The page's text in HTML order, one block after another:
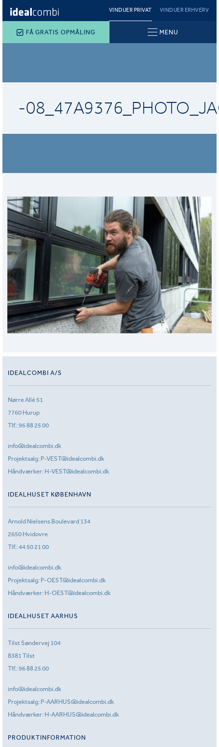
VINDUER PRIVAT VINDUER ERHVERV
FÅ GRATIS OPMÅLING MENU
-
IDEALCOMBI A/S
Nørre Allé 51
7760 Hurup
Tlf.:96 88 25 00
info@idealcombi.dk
Projektsalg: P-VEST@idealcombi.dk
Håndværker: H-VEST@idealcombi.dk
IDEALHUSET KØBENHAVN
Arnold Nielsens Boulevard 134
2650 Hvidovre
Tlf.:44 50 21 00
info@idealcombi.dk
Projektsalg: P-OEST@idealcombi.dk
Håndværker: H-OEST@idealcombi.dk
IDEALHUSET AARHUS
Tilst Søndervej 104
8381 Tilst
Tlf.:96 88 25 00
info@idealcombi.dk
Projektsalg: P-AARHUS@idealcombi.dk
Håndværker: H-AARHUS@idealcombi.dk
PRODUKTINFORMATION